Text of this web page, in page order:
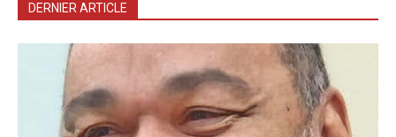
DERNIER ARTICLE